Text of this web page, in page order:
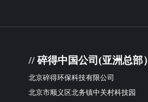
// 碎得中国公司(亚洲总部）
北京碎得环保科技有限公司
北京市顺义区北务镇中关村科技园